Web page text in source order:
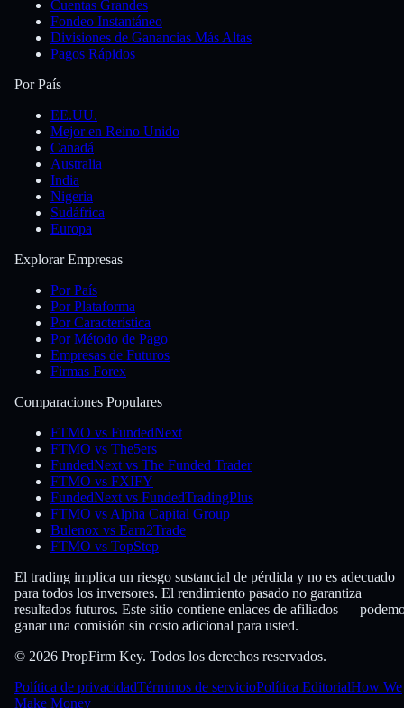
Cuentas Grandes
Fondeo Instantáneo
Divisiones de Ganancias Más Altas
Pagos Rápidos
Por País
EE.UU.
Mejor en Reino Unido
Canadá
Australia
India
Nigeria
Sudáfrica
Europa
Explorar Empresas
Por País
Por Plataforma
Por Característica
Por Método de Pago
Empresas de Futuros
Firmas Forex
Comparaciones Populares
FTMO vs FundedNext
FTMO vs The5ers
FundedNext vs The Funded Trader
FTMO vs FXIFY
FundedNext vs FundedTradingPlus
FTMO vs Alpha Capital Group
Bulenox vs Earn2Trade
FTMO vs TopStep
El trading implica un riesgo sustancial de pérdida y no es adecuado
para todos los inversores. El rendimiento pasado no garantiza
resultados futuros. Este sitio contiene enlaces de afiliados —
ganar una comisión sin costo adicional para usted.
© 2026 PropFirm Key. Todos los derechos reservados.
Política de privacidadTérminos de servicioPolítica EditorialHow We
Make Money